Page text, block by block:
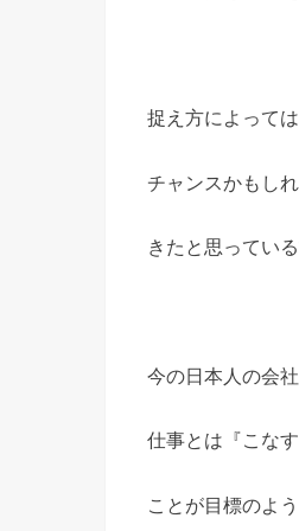
捉え方によって
チャンスかもし
きたと思ってい
今の日本人の会
仕事とは『こな
ことが目標のよ